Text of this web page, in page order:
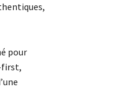
pour
first,